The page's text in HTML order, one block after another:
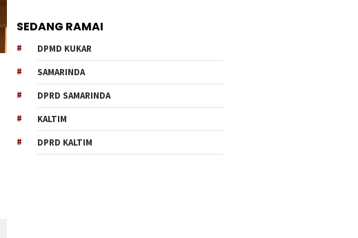
SEDANG RAMAI
DPMD KUKAR
SAMARINDA
DPRD SAMARINDA
KALTIM
DPRD KALTIM